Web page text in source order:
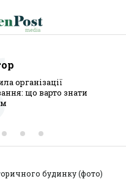
організації
що варто знати
будинку (фото)